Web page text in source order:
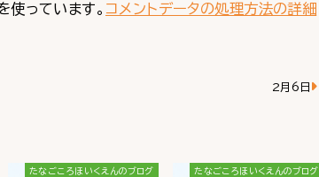
っています。 コメントデータの処理方法の詳細
2月6日
たなごころほいくえんのブログ たなごころほいくえんのブログ